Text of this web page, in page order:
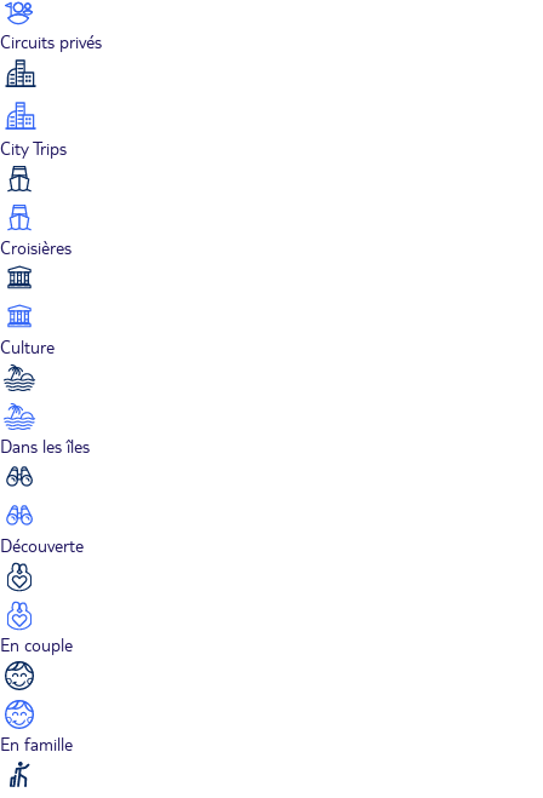
Circuits privés
City Trips
Croisières
Culture
Dans les îles
Découverte
En couple
En famille